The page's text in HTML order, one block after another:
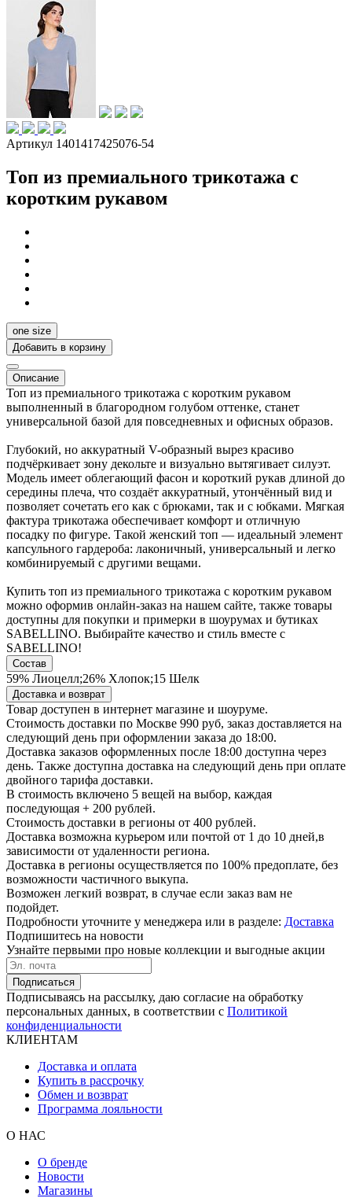
Артикул 1401417425076-54
Топ из премиального трикотажа с
коротким рукавом
one size
Добавить в корзину
Описание
Топ из премиального трикотажа с коротким рукавом
выполненный в благородном голубом оттенке, станет
универсальной базой для повседневных и офисных образов.
Глубокий, но аккуратный V-образный вырез красиво
подчёркивает зону декольте и визуально вытягивает силуэт.
Модель имеет облегающий фасон и короткий рукав длиной до
середины плеча, что создаёт аккуратный, утончённый вид и
позволяет сочетать его как с брюками, так и с юбками. Мягкая
фактура трикотажа обеспечивает комфорт и отличную
посадку по фигуре. Такой женский топ — идеальный элемент
капсульного гардероба: лаконичный, универсальный и легко
комбинируемый с другими вещами.
Купить топ из премиального трикотажа с коротким рукавом
можно оформив онлайн-заказ на нашем сайте, также товары
доступны для покупки и примерки в шоурумах и бутиках
SABELLINO. Выбирайте качество и стиль вместе с
SABELLINO!
Состав
59% Лиоцелл;26% Хлопок;15 Шелк
Доставка и возврат
Товар доступен в интернет магазине и шоуруме.
Стоимость доставки по Москве 990 руб, заказ доставляется на
следующий день при оформлении заказа до 18:00.
Доставка заказов оформленных после 18:00 доступна через
день. Также доступна доставка на следующий день при оплате
двойного тарифа доставки.
В стоимость включено 5 вещей на выбор, каждая
последующая + 200 рублей.
Стоимость доставки в регионы от 400 рублей.
Доставка возможна курьером или почтой от 1 до 10 дней,в
зависимости от удаленности региона.
Доставка в регионы осуществляется по 100% предоплате, без
возможности частичного выкупа.
Возможен легкий возврат, в случае если заказ вам не
подойдет.
Подробности уточните у менеджера или в разделе: Доставка
Подпишитесь на новости
Узнайте первыми про новые коллекции и выгодные акции
Подписаться
Подписываясь на рассылку, даю согласие на обработку
персональных данных, в соответствии с Политикой
конфиденциальности
КЛИЕНТАМ
Доставка и оплата
Купить в рассрочку
Обмен и возврат
Программа лояльности
О НАС
О бренде
Новости
Магазины